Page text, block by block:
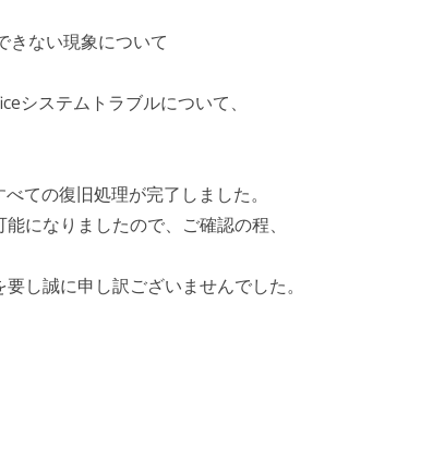
い現象について
システムトラブルについて、
ての復旧処理が完了しました。
になりましたので、ご確認の程、
し誠に申し訳ございませんでした。